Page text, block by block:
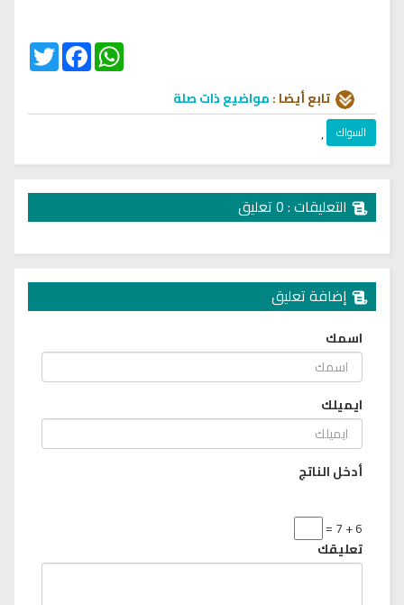
Twitter
FacebookWhatsApp
تابع أيضا :مواضيع ذات صلة
السواك ,
التعليقات : 0 تعليق
إضافة تعليق
اسمك
ايميلك
أدخل الناتج
6 + 7 =
تعليقك